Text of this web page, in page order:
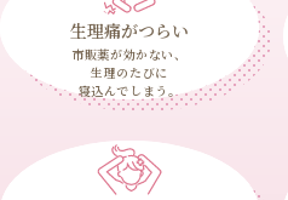
生理痛がつらい
市販薬が効かない、
生理のたびに
寝込んでしまう。